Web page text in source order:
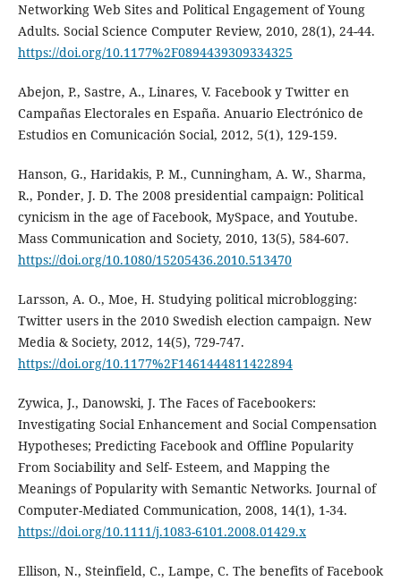
Networking Web Sites and Political Engagement of Young
Adults. Social Science Computer Review, 2010, 28(1), 24-44.
https://doi.org/10.1177%2F0894439309334325
Abejon, P., Sastre, A., Linares, V. Facebook y Twitter en
Campañas Electorales en España. Anuario Electrónico de
Estudios en Comunicación Social, 2012, 5(1), 129-159.
Hanson, G., Haridakis, P. M., Cunningham, A. W., Sharma,
R., Ponder, J. D. The 2008 presidential campaign: Political
cynicism in the age of Facebook, MySpace, and Youtube.
Mass Communication and Society, 2010, 13(5), 584-607.
https://doi.org/10.1080/15205436.2010.513470
Larsson, A. O., Moe, H. Studying political microblogging:
Twitter users in the 2010 Swedish election campaign. New
Media & Society, 2012, 14(5), 729-747.
https://doi.org/10.1177%2F1461444811422894
Zywica, J., Danowski, J. The Faces of Facebookers:
Investigating Social Enhancement and Social Compensation
Hypotheses; Predicting Facebook and Offline Popularity
From Sociability and Self- Esteem, and Mapping the
Meanings of Popularity with Semantic Networks. Journal of
Computer-Mediated Communication, 2008, 14(1), 1-34.
https://doi.org/10.1111/j.1083-6101.2008.01429.x
Ellison, N., Steinfield, C., Lampe, C. The benefits of Facebook